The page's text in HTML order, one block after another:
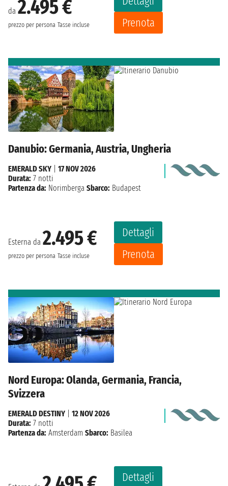
da 2.495 €
prezzo per persona Tasse incluse
Prenota
Danubio: Germania, Austria, Ungheria
Esterna da 2.495 €
prezzo per persona Tasse incluse
Dettagli
Prenota
EMERALD SKY
17 NOV 2026
Durata: 7 notti
Partenza da: Norimberga Sbarco: Budapest
Nord Europa: Olanda, Germania, Francia,
Svizzera
Dettagli
EMERALD DESTINY
12 NOV 2026
Durata: 7 notti
Partenza da: Amsterdam Sbarco: Basilea